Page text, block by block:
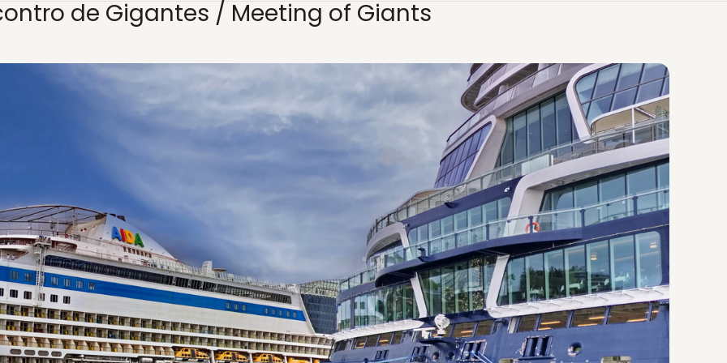
de Gigantes / Meeting of Giants